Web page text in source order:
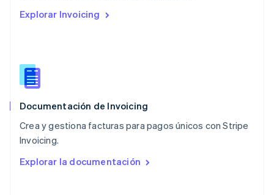
Explorar Invoicing
Documentación de Invoicing
Crea y gestiona facturas para pagos únicos con Stripe
Invoicing.
Explorar la documentación
NederlandsEnglish
Português
RAE de Hong Kong, China
Reino Unido
República Checa
English
English